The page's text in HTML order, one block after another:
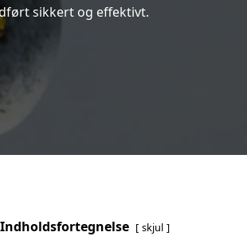
sikkert og effektivt.
Indholdsfortegnelse skjul